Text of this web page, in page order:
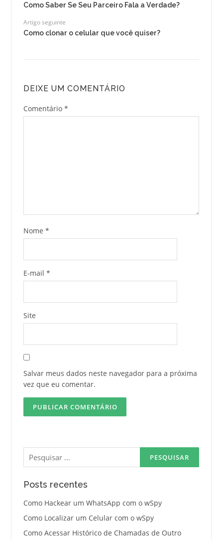
Como Saber Se Seu Parceiro Fala a Verdade?
Artigo seguinte
Como clonar o celular que você quiser?
DEIXE UM COMENTÁRIO
Comentário *
Nome *
E-mail *
Site
Salvar meus dados neste navegador para a próxima
vez que eu comentar.
Pesquisar
por:
Posts recentes
Como Hackear um WhatsApp com o wSpy
Como Localizar um Celular com o wSpy
Como Acessar Histórico de Chamadas de Outro